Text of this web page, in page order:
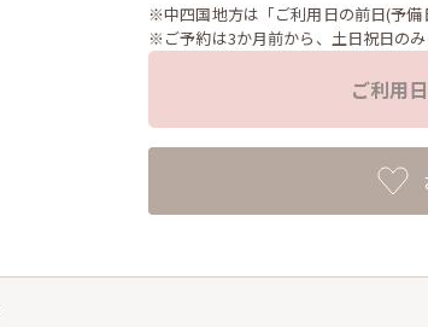
※中四国地方は「ご利用日の前日(予備
※ご予約は3か月前から、土日祝日の
ご利用